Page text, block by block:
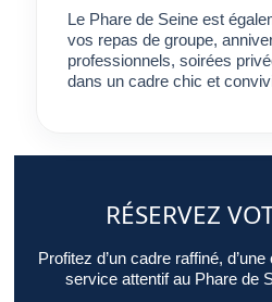
Le Phare de Seine est
vos repas de groupe,
professionnels, soirées
dans un cadre chic et
RÉSERVEZ
Profitez d’un cadre raffiné,
service attentif au Phare de